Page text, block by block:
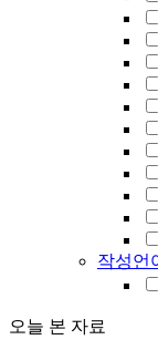
작성언
오늘 본 자료